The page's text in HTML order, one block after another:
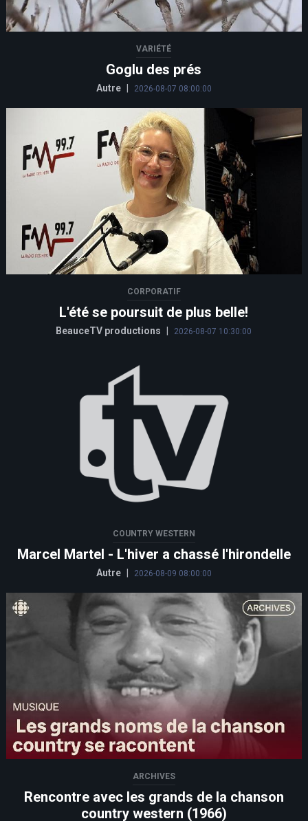
VARIÉTÉ
Goglu des prés
Autre 2026-08-07 08:00:00
CORPORATIF
L'été se poursuit de plus belle!
BeauceTV productions | 2026-08-07 10:30:00
COUNTRY WESTERN
Marcel Martel - L'hiver a chassé l'hirondelle
Autre 2026-08-09 08:00:00
ARCHIVES
Rencontre avec les grands de la chanson
country western (1966)